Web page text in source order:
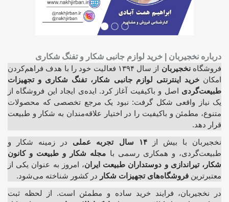
درباره نخجیربان | خرید لوازم جانبی شکار و تفنگ شکاری
فروشگاه نخجیربان
از سال ۱۳۹۴ فعالیت خود را با هدف فراهم‌کردن
امکان خرید اینترنتی لوازم جانبی شکار، تفنگ شکاری و تجهیزات
طبیعت‌گردی اصل و باکیفیت آغاز کرد. ایده‌ی ایجاد این فروشگاه از
یک نیاز واقعی شکل گرفت: نبود یک مرجع تخصصی که محصولات
متنوع، مطمئن و باکیفیت را در اختیار علاقه‌مندان به شکار و طبیعت
قرار دهد.
نخجیربان با بیش از
۱۴ سال تجربه عملی
در زمینه شکار و
طبیعت‌گردی، و همکاری رسمی با مجله شکار و طبیعت و کانون
شکار، تیراندازی و دوستداران طبیعت ایران، امروز به عنوان یکی از
معتبرترین فروشگاه‌های تجهیزات شکار در کشور شناخته می‌شود.
در نخجیربان، فرایند خرید ساده و مطمئن است. از لحظه ثبت